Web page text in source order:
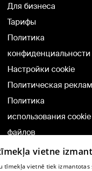
Для бизнеса
Тарифы
Политика
конфиденциальности
Настройки cookie
Политическая
Политика
использования cookie
файлов
Добавление
комментариев
vietne
tīmekļa vietnē tiek